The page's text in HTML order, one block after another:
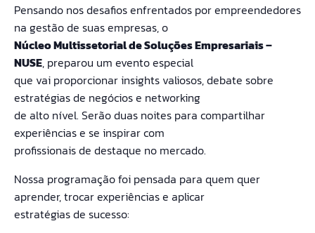
Pensando nos desafios enfrentados por empreendedores
na gestão de suas empresas, o
Núcleo Multissetorial de Soluções Empresariais –
NUSE, preparou um evento especial
que vai proporcionar insights valiosos, debate sobre
estratégias de negócios e networking
de alto nível. Serão duas noites para compartilhar
experiências e se inspirar com
profissionais de destaque no mercado.
Nossa programação foi pensada para quem quer
aprender, trocar experiências e aplicar
estratégias de sucesso: